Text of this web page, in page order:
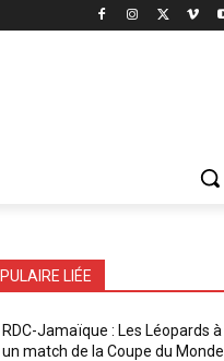
LIÉE
RDC-Jamaïque : Les Léopards à
un match de la Coupe du Monde